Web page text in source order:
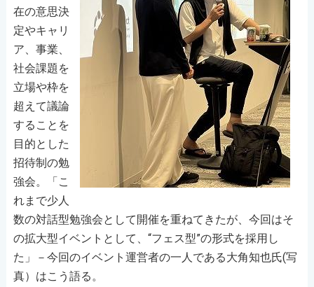
在の意思決
定やキャリ
ア、事業、
社会課題を
立場や枠を
超えて議論
することを
目的とした
招待制の勉
強会。「こ
れまで少人
数の対話型勉強会として開催を重ねてきたが、今回はそ
の拡大型イベントとして、“フェス型”の形式を採用し
た」－今回のイベント運営者の一人である大角知也氏(写
真）はこう語る。